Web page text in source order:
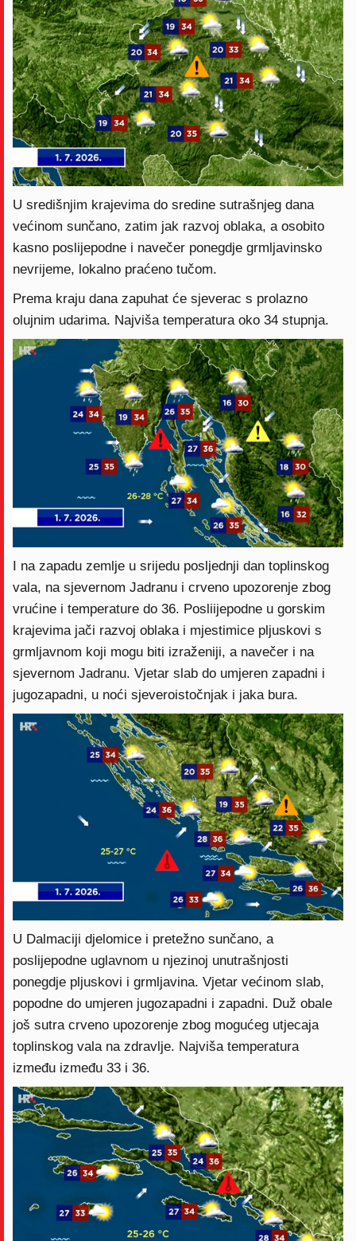
U središnjim krajevima do sredine sutrašnjeg dana
većinom sunčano, zatim jak razvoj oblaka, a osobito
kasno poslijepodne i navečer ponegdje grmljavinsko
nevrijeme, lokalno praćeno tučom.
Prema kraju dana zapuhat će sjeverac s prolazno
olujnim udarima. Najviša temperatura oko 34 stupnja.
I na zapadu zemlje u srijedu posljednji dan toplinskog
vala, na sjevernom Jadranu i crveno upozorenje zbog
vrućine i temperature do 36. Posliijepodne u gorskim
krajevima jači razvoj oblaka i mjestimice pljuskovi s
grmljavnom koji mogu biti izraženiji, a navečer i na
sjevernom Jadranu. Vjetar slab do umjeren zapadni i
jugozapadni, u noći sjeveroistočnjak i jaka bura.
U Dalmaciji djelomice i pretežno sunčano, a
poslijepodne uglavnom u njezinoj unutrašnjosti
ponegdje pljuskovi i grmljavina. Vjetar većinom slab,
popodne do umjeren jugozapadni i zapadni. Duž obale
još sutra crveno upozorenje zbog mogućeg utjecaja
toplinskog vala na zdravlje. Najviša temperatura
između između 33 i 36.